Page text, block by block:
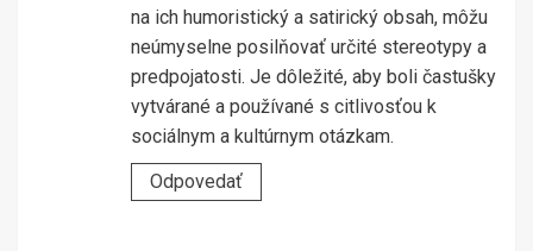
na ich humoristický a satirický obsah, môžu
neúmyselne posilňovať určité stereotypy a
predpojatosti. Je dôležité, aby boli častušky
vytvárané a používané s citlivosťou k
sociálnym a kultúrnym otázkam.
Odpovedať